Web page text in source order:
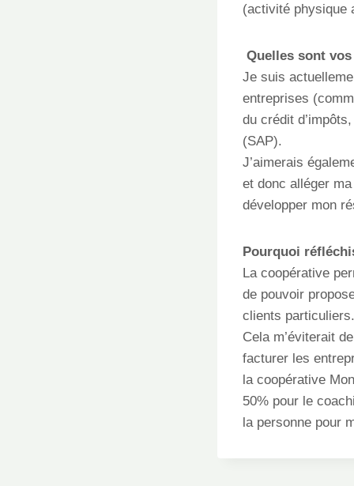
(activité physique
Quelles sont
Je suis
entreprises
du crédit
(SAP).
J’aimerais
et donc alléger
développer mon
Pourquoi
La coopérative
de pouvoir
clients particuliers.
Cela m’éviterait
facturer les
la coopérative
50% pour le
la personne pour